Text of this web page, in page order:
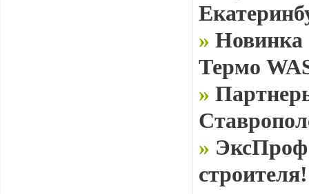
» Новинка
Термо
»
» ЭксПроф
строителя!